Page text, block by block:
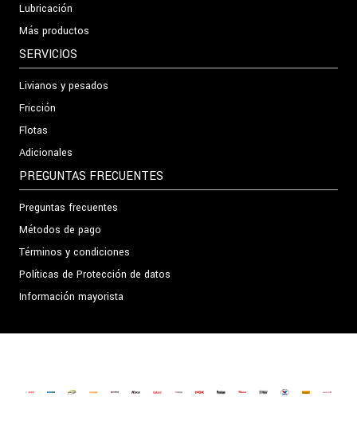
Lubricación
Más productos
SERVICIOS
Livianos y pesados
Fricción
Flotas
Adicionales
PREGUNTAS FRECUENTES
Preguntas frecuentes
Métodos de pago
Términos y condiciones
Políticas de Protección de datos
Información mayorista